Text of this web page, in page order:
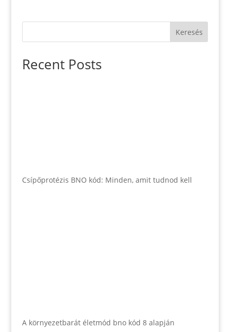
Keresés
Recent Posts
Csípőprotézis BNO kód: Minden, amit tudnod kell
A környezetbarát életmód bno kód 8 alapján